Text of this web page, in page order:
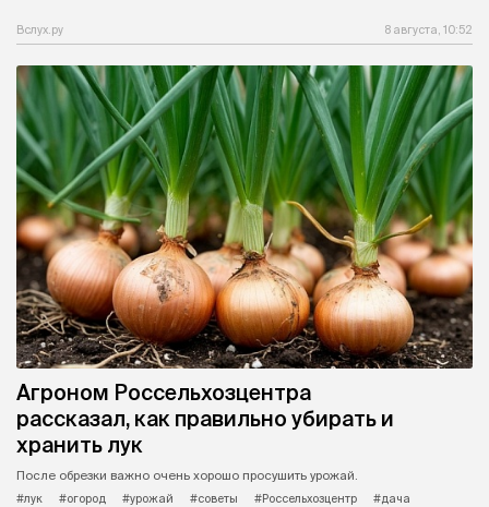
Вслух.ру 8 августа, 10:52
Агроном Россельхозцентра
рассказал, как правильно убирать и
хранить лук
После обрезки важно очень хорошо просушить урожай.
#лук
#огород #урожай #советы #Россельхозцентр
#дача